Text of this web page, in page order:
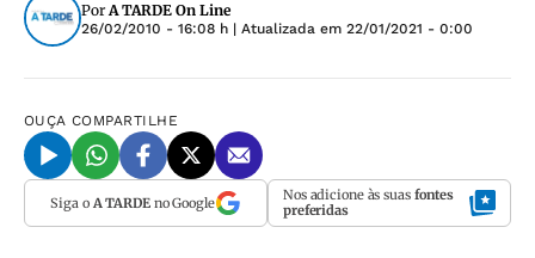
PorA TARDE On Line
26/02/2010 - 16:08 h | Atualizada em 22/01/2021 - 0:00
OUÇA COMPARTILHE
Siga o A TARDEno Google Nos adicione às suas fontes
preferidas